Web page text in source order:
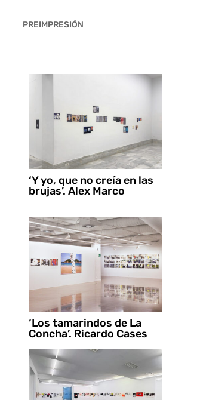
PREIMPRESIÓN
‘Y yo, que no creía en las
brujas’. Alex Marco
‘Los tamarindos de La
Concha’. Ricardo Cases